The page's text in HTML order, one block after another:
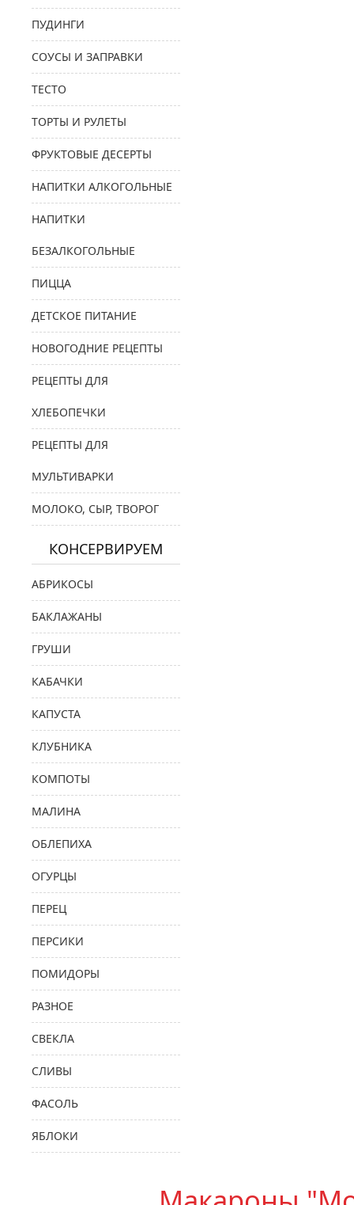
ПУДИНГИ
СОУСЫ И ЗАПРАВКИ
ТЕСТО
ТОРТЫ И РУЛЕТЫ
ФРУКТОВЫЕ ДЕСЕРТЫ
НАПИТКИ АЛКОГОЛЬНЫЕ
НАПИТКИ
БЕЗАЛКОГОЛЬНЫЕ
ПИЦЦА
ДЕТСКОЕ ПИТАНИЕ
НОВОГОДНИЕ РЕЦЕПТЫ
РЕЦЕПТЫ ДЛЯ
ХЛЕБОПЕЧКИ
РЕЦЕПТЫ ДЛЯ
МУЛЬТИВАРКИ
МОЛОКО, СЫР, ТВОРОГ
КОНСЕРВИРУЕМ
АБРИКОСЫ
БАКЛАЖАНЫ
ГРУШИ
КАБАЧКИ
КАПУСТА
КЛУБНИКА
КОМПОТЫ
МАЛИНА
ОБЛЕПИХА
ОГУРЦЫ
ПЕРЕЦ
ПЕРСИКИ
ПОМИДОРЫ
РАЗНОЕ
СВЕКЛА
СЛИВЫ
ФАСОЛЬ
ЯБЛОКИ